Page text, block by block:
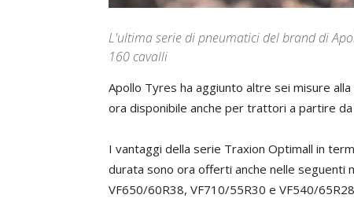
L'ultima serie di pneumatici del brand di
160 cavalli
Apollo Tyres ha aggiunto altre sei misure
ora disponibile anche per trattori a partire da
I vantaggi della serie Traxion Optimall in
durata sono ora offerti anche nelle seguenti
VF650/60R38, VF710/55R30 e VF540/